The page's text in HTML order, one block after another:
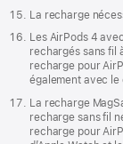
La recharge
Les AirPods 4
rechargés sans fil
recharge pour
également avec le
La recharge
recharge sans fil
recharge pour